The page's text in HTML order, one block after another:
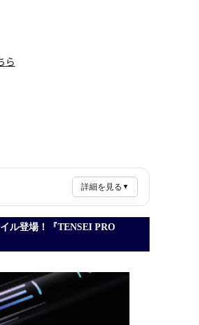
ら
詳細を見る ▼
ル登場！『TENSEI PRO